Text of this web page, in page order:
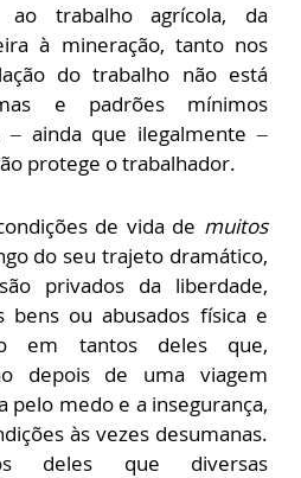
ao trabalho agrícola, da
à mineração, tanto nos
do trabalho não está
e padrões mínimos
– ainda que ilegalmente –
protege o trabalhador.
de vida de muitos
do seu trajeto dramático,
privados da liberdade,
bens ou abusados física e
em tantos deles que,
depois de uma viagem
pelo medo e a insegurança,
às vezes desumanas.
deles que diversas